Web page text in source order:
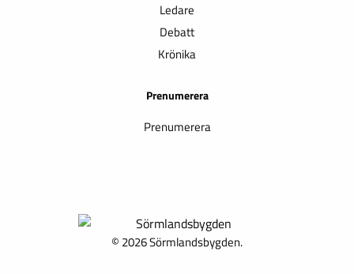
Ledare
Debatt
Krönika
Prenumerera
Prenumerera
© 2026 Sörmlandsbygden.